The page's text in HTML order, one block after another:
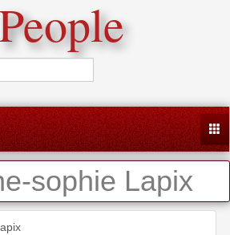
sophie Lapix